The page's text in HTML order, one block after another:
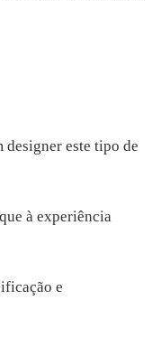
designer este tipo de
à experiência
e